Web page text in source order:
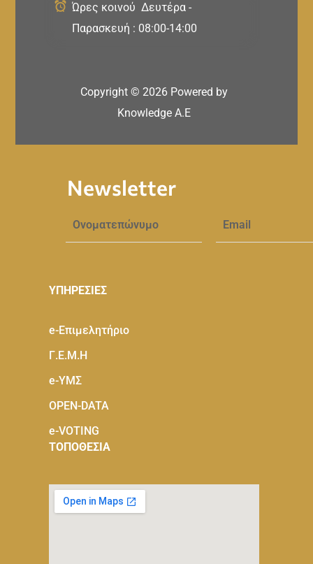
Ώρες κοινού Δευτέρα -
Παρασκευή : 08:00-14:00
Copyright © 2026 Powered by
Knowledge A.E
Newsletter
ΥΠΗΡΕΣΙΕΣ
e-Eπιμελητήριο
Γ.Ε.Μ.Η
e-ΥΜΣ
OPEN-DATA
e-VOTING
ΤΟΠΟΘΕΣΙΑ